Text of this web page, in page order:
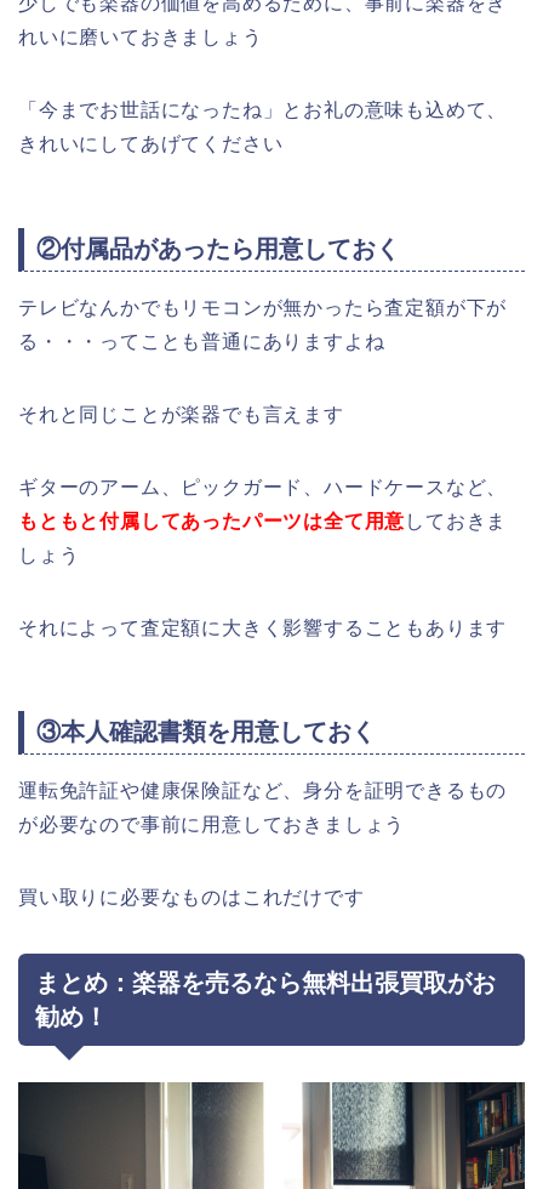
れいに磨いておきましょう
「今までお世話になったね」とお礼の意味も込めて、
きれいにしてあげてください
②付属品があったら用意しておく
テレビなんかでもリモコンが無かったら査定額が下が
る・・・ってことも普通にありますよね
それと同じことが楽器でも言えます
ギターのアーム、ピックガード、ハードケースなど、
もともと付属してあったパーツは全て用意 しておきま
しょう
それによって査定額に大きく影響することもあります
③本人確認書類を用意しておく
運転免許証や健康保険証など、身分を証明できるもの
が必要なので事前に用意しておきましょう
買い取りに必要なものはこれだけです
まとめ：楽器を売るなら無料出張買取がお
勧め！